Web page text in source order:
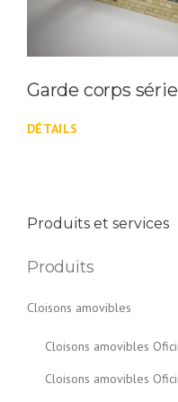
Garde corps
DÉTAILS
Produits et services
Produits
Cloisons amovibles
Cloisons amovibles
Cloisons amovibles